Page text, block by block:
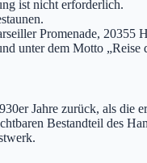
ist nicht erforderlich.
Promenade, 20355
unter dem Motto „Reise
Jahre zurück, als die
Bestandteil des